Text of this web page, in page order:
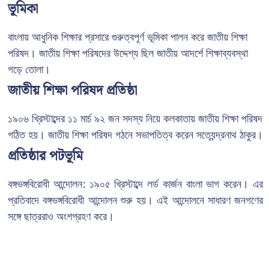
ভূমিকা
বাংলায় আধুনিক শিক্ষার প্রসারে গুরুত্বপূর্ণ ভূমিকা পালন করে জাতীয় শিক্ষা
পরিষদ। জাতীয় শিক্ষা পরিষদের উদ্দেশ্য ছিল জাতীয় আদর্শে শিক্ষাব্যবস্থা
গড়ে তোলা।
জাতীয় শিক্ষা পরিষদ প্রতিষ্ঠা
১৯০৬ খ্রিস্টাব্দের ১১ মার্চ ৯২ জন সদস্য নিয়ে কলকাতায় জাতীয় শিক্ষা পরিষদ
গঠিত হয়। জাতীয় শিক্ষা পরিষদ গঠনে সভাপতিত্ব করেন সত্যেন্দ্রনাথ ঠাকুর।
প্রতিষ্ঠার পটভূমি
বঙ্গভঙ্গবিরোধী আন্দোলন: ১৯০৫ খ্রিস্টাব্দে লর্ড কার্জন বাংলা ভাগ করেন। এর
প্রতিবাদে বঙ্গভঙ্গবিরোধী আন্দোলন শুরু হয়। এই আন্দোলনে সাধারণ জনগণের
সঙ্গে ছাত্ররাও অংশগ্রহণ করে।